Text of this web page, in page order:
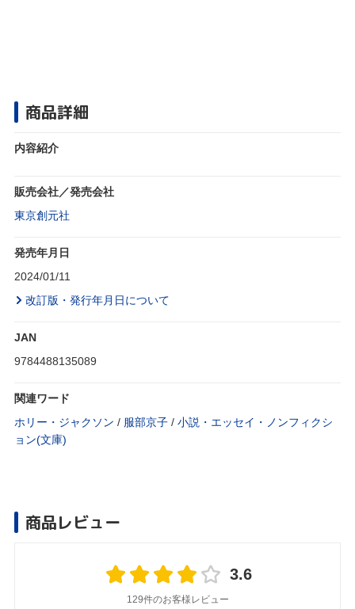
商品詳細
内容紹介
販売会社／発売会社
東京創元社
発売年月日
2024/01/11
改訂版・発行年月日について
JAN
9784488135089
関連ワード
ホリー・ジャクソン / 服部京子 / 小説・エッセイ・ノンフィクシ
ョン(文庫)
商品レビュー
3.6
129件のお客様レビュー